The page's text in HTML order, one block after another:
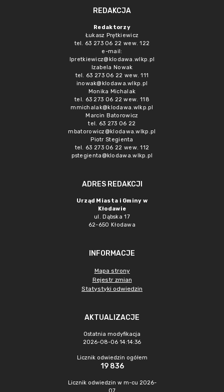
REDAKCJA
Redaktorzy
Łukasz Prętkiewicz
tel. 63 273 06 22 wew. 122
e-mail:
lpretkiewicz@klodawa.wlkp.pl
Izabela Nowak
tel. 63 273 06 22 wew. 111
inowak@klodawa.wlkp.pl
Monika Michalak
tel. 63 273 06 22 wew. 118
mmichalak@klodawa.wlkp.pl
Marcin Batorowicz
tel. 63 273 06 22
mbatorowicz@klodawa.wlkp.pl
Piotr Stegienta
tel. 63 273 06 22 wew. 112
pstegienta@klodawa.wlkp.pl
ADRES REDAKCJI
Urząd Miasta i Gminy w
Kłodawie
ul. Dąbska 17
62-650 Kłodawa
INFORMACJE
Mapa strony
Rejestr zmian
Statystyki odwiedzin
AKTUALIZACJE
Ostatnia modyfikacja
2026-08-06 14:14:36
Licznik odwiedzin ogółem
19 836
Licznik odwiedzin w m-cu 2026-